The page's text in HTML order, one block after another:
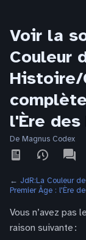
Voir la
Couleur
Histoire/
l'Ère des
De Magnus Codex
Affichages
pages
← JdR:La Couleur
Premier Âge : l'Ère
Vous n’avez
raison suivante :